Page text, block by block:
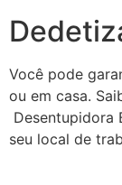
Você pode
ou em casa.
Desentupidora
seu local de